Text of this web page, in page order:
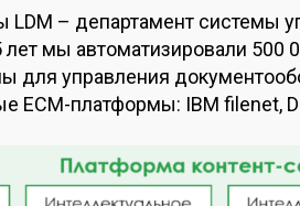
LDM – департамент системы
мы автоматизировали 500
для управления
ECM-платформы: IBM filenet,